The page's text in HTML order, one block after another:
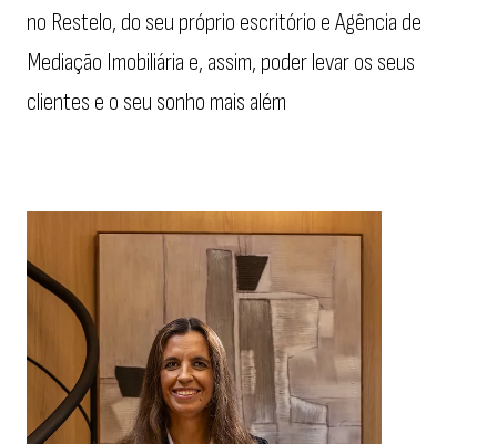
no Restelo, do seu próprio escritório e Agência de
Mediação Imobiliária e, assim, poder levar os seus
clientes e o seu sonho mais além